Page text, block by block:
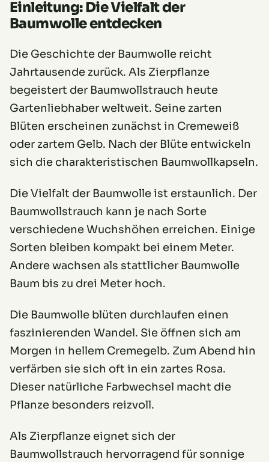
Einleitung: Die Vielfalt der
Baumwolle entdecken
Die Geschichte der Baumwolle reicht
Jahrtausende zurück. Als Zierpflanze
begeistert der Baumwollstrauch heute
Gartenliebhaber weltweit. Seine zarten
Blüten erscheinen zunächst in Cremeweiß
oder zartem Gelb. Nach der Blüte entwickeln
sich die charakteristischen Baumwollkapseln.
Die Vielfalt der Baumwolle ist erstaunlich. Der
Baumwollstrauch kann je nach Sorte
verschiedene Wuchshöhen erreichen. Einige
Sorten bleiben kompakt bei einem Meter.
Andere wachsen als stattlicher Baumwolle
Baum bis zu drei Meter hoch.
Die Baumwolle blüten durchlaufen einen
faszinierenden Wandel. Sie öffnen sich am
Morgen in hellem Cremegelb. Zum Abend hin
verfärben sie sich oft in ein zartes Rosa.
Dieser natürliche Farbwechsel macht die
Pflanze besonders reizvoll.
Als Zierpflanze eignet sich der
Baumwollstrauch hervorragend für sonnige